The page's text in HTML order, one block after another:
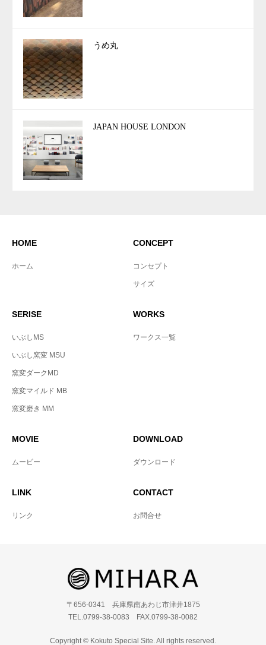
うめ丸
JAPAN HOUSE LONDON
HOME
ホーム
CONCEPT
コンセプト
サイズ
SERISE
いぶしMS
いぶし窯変 MSU
窯変ダークMD
窯変マイルド MB
窯変磨き MM
WORKS
ワークス一覧
MOVIE
ムービー
DOWNLOAD
ダウンロード
LINK
リンク
CONTACT
お問合せ
〒656-0341 兵庫県南あわじ市津井1875
TEL.0799-38-0083 FAX.0799-38-0082
Copyright © Kokuto Special Site. All rights reserved.